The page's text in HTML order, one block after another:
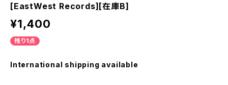
[EastWest Records][在庫B]
¥1,400
残り1点
International shipping available